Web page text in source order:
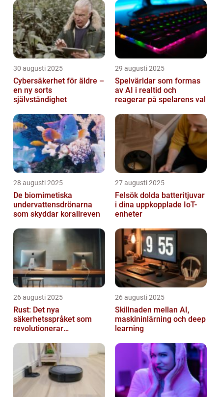
30 augusti 2025
Cybersäkerhet för äldre –
en ny sorts
självständighet
29 augusti 2025
Spelvärldar som formas
av AI i realtid och
reagerar på spelarens val
28 augusti 2025
De biomimetiska
undervattensdrönarna
som skyddar korallreven
27 augusti 2025
Felsök dolda batteritjuvar
i dina uppkopplade IoT-
enheter
26 augusti 2025
Rust: Det nya
säkerhetsspråket som
revolutionerar
26 augusti 2025
Skillnaden mellan AI,
maskininlärning och deep
learning